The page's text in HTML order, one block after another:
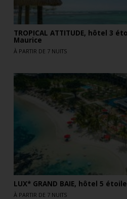
TROPICAL ATTITUDE, hôtel 3
Maurice
À PARTIR DE 7 NUITS
LUX* GRAND BAIE, hôtel 5
À PARTIR DE 7 NUITS